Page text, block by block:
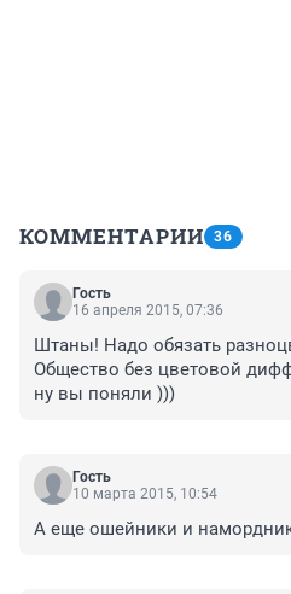
КОММЕНТАРИИ 36
Гость
16 апреля 2015, 07:36
Штаны! Надо обязать
Общество без цветовой
ну вы поняли )))
Гость
10 марта 2015, 10:54
А еще ошейники и